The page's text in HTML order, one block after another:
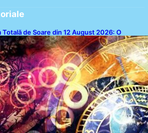
Totală de Soare din 12 August 2026: O
a Impactului asupra Trei Zodii și a Ciclului de